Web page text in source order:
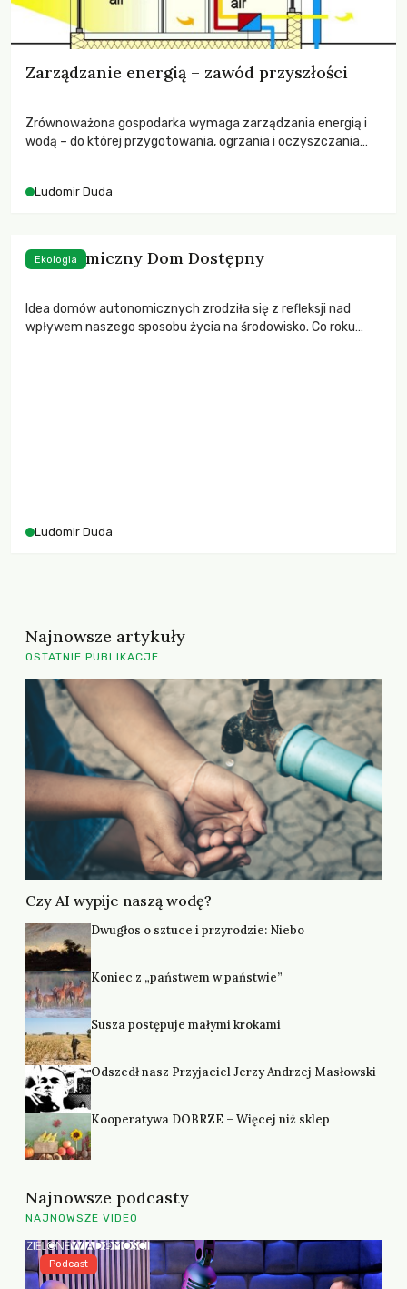
Zarządzanie energią – zawód przyszłości
Zrównoważona gospodarka wymaga zarządzania energią i
wodą – do której przygotowania, ogrzania i oczyszczania
Ludomir Duda
Autonomiczny Dom Dostępny
Idea domów autonomicznych zrodziła się z refleksji nad
wpływem naszego sposobu życia na środowisko. Co roku
Ludomir Duda
Ekologia
Najnowsze artykuły
OSTATNIE PUBLIKACJE
Czy AI wypije naszą wodę?
Dwugłos o sztuce i przyrodzie: Niebo
Koniec z „państwem w państwie”
Susza postępuje małymi krokami
Odszedł nasz Przyjaciel Jerzy Andrzej Masłowski
Kooperatywa DOBRZE – Więcej niż sklep
Najnowsze podcasty
NAJNOWSZE VIDEO
Podcast